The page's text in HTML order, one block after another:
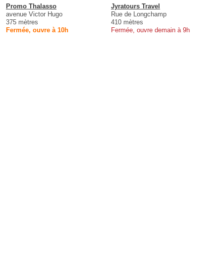
Promo Thalasso
avenue Victor Hugo
375 mètres
Fermée, ouvre à 10h
Jyratours Travel
Rue de Longchamp
410 mètres
Fermée, ouvre demain à 9h